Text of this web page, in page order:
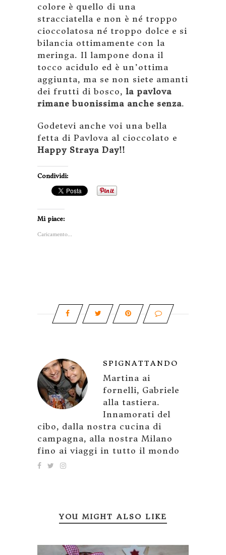
colore è quello di una
stracciatella e non è né troppo
cioccolatosa né troppo dolce e si
bilancia ottimamente con la
meringa. Il lampone dona il
tocco acidulo ed è un’ottima
aggiunta, ma se non siete amanti
dei frutti di bosco, la pavlova
rimane buonissima anche senza.
Godetevi anche voi una bella
fetta di Pavlova al cioccolato e
Happy Straya Day!!
Condividi:
Mi piace:
Caricamento...
SPIGNATTANDO
Martina ai
fornelli, Gabriele
alla tastiera.
Innamorati del
cibo, dalla nostra cucina di
campagna, alla nostra Milano
fino ai viaggi in tutto il mondo
YOU MIGHT ALSO LIKE